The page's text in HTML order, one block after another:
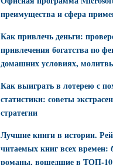
преимущества и сфера
Как привлечь деньги:
привлечения богатства по
домашних условиях,
Как выиграть в лотерею с
статистики: советы
стратегии
Лучшие книги в истории.
читаемых книг всех времен:
романы, вошедшие в ТОП-10